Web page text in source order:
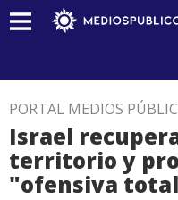
PORTAL MEDIOS
Israel
territorio y
"ofensiva